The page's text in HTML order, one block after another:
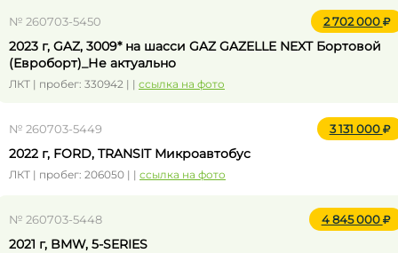
№ 260703-5450 2 702 000
2023 г, GAZ, 3009* на шасси GAZ GAZELLE NEXT Бортовой
(Евроборт)_Не актуально
ЛКТ | пробег: 330942 | | ссылка на фото
№ 260703-5449 3 131 000
2022 г, FORD, TRANSIT Микроавтобус
ЛКТ | пробег: 206050 | | ссылка на фото
№ 260703-5448 4 845 000
2021 г, BMW, 5-SERIES